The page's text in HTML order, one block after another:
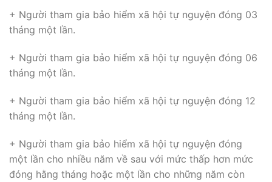
+ Người tham gia bảo hiểm xã hội tự nguyện đóng 03
tháng một lần.
+ Người tham gia bảo hiểm xã hội tự nguyện đóng 06
tháng một lần.
+ Người tham gia bảo hiểm xã hội tự nguyện đóng 12
tháng một lần.
+ Người tham gia bảo hiểm xã hội tự nguyện đóng
một lần cho nhiều năm về sau với mức thấp hơn mức
đóng hằng tháng hoặc một lần cho những năm còn